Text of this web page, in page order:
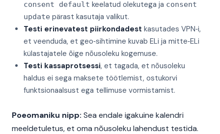
consent default keelatud olekutega ja consent
update pärast kasutaja valikut.
Testi erinevatest piirkondadest kasutades VPN‑i,
et veenduda, et geo‑sihtimine kuvab ELi ja mitte‑ELi
külastajatele õige nõusoleku kogemuse.
Testi kassaprotsessi, et tagada, et nõusoleku
haldus ei sega maksete töötlemist, ostukorvi
funktsionaalsust ega tellimuse vormistamist.
Poeomaniku nipp: Sea endale igakuine kalendri
meeldetuletus, et oma nõusoleku lahendust testida.